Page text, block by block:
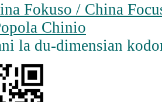
Fokuso / China
Chinio
la du-dimensian